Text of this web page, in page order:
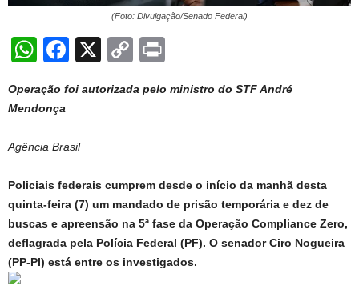
(Foto: Divulgação/Senado Federal)
W
at
A
p
p
F
c
b
o
o
k
X
C
p
n
k
t
Operação foi autorizada pelo ministro do STF André
Mendonça
Agência Brasil
Policiais federais cumprem desde o início da manhã desta
quinta-feira (7) um mandado de prisão temporária e dez de
buscas e apreensão na 5ª fase da Operação Compliance Zero,
deflagrada pela Polícia Federal (PF). O senador Ciro Nogueira
(PP-PI) está entre os investigados.